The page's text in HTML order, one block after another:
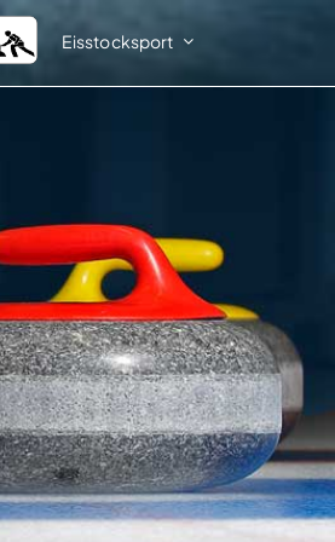
Eisstocksport
1. Bundesliga
2. Bundesliga
1. Bundesliga
Verband
Kontakte Bezirksobleute A
Kontakte Kreisobleute A – Z
Vereinsverzeichnis
Ordnungen und
Weblinks
IFI